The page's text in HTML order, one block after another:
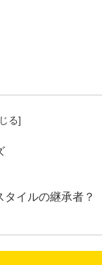
イルの継承者？